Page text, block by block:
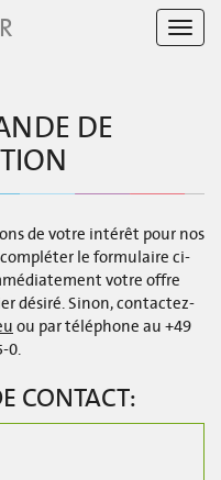
DE
de votre intérêt pour nos
le formulaire ci-
votre offre
désiré. Sinon, contactez-
ou par téléphone au +49
0.
CONTACT: